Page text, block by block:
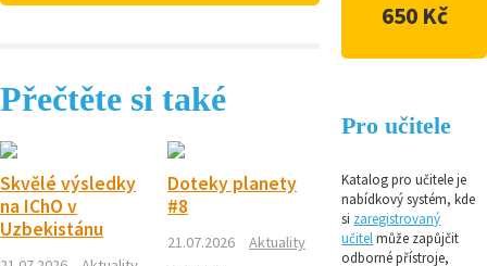
Přečtěte si také
Skvělé výsledky
na IChO v
Uzbekistánu
Doteky planety
#8
21.07.2026
Aktuality
650 Kč
Pro učitele
Katalog pro učitele je
nabídkový systém, kde
si zaregistrovaný
učitelmůže zapůjčit
odborné přístroje,